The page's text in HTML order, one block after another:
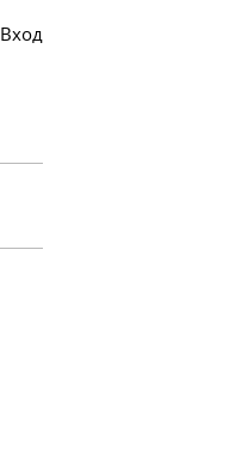
Вход